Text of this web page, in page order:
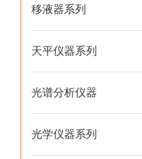
移液器系列
天平仪器系列
光谱分析仪器
光学仪器系列